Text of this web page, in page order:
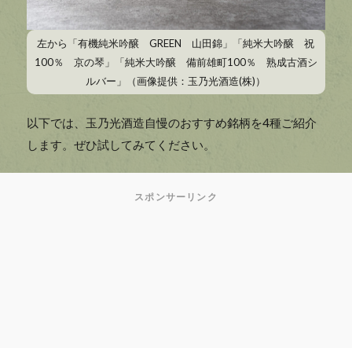
左から「有機純米吟醸 GREEN 山田錦」「純米大吟醸 祝
100％ 京の琴」「純米大吟醸 備前雄町100％ 熟成古酒シ
ルバー」（画像提供：玉乃光酒造(株)）
以下では、玉乃光酒造自慢のおすすめ銘柄を4種ご紹介
します。ぜひ試してみてください。
スポンサーリンク